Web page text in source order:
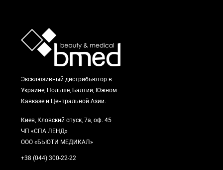
Эксклюзивный дистрибьютор в
Украине, Польше, Балтии, Южном
Кавказе и Центральной Азии.
Киев, Кловский спуск, 7а, оф. 45
ЧП «СПА ЛЕНД»
ООО «БЬЮТИ МЕДИКАЛ»
+38 (044) 300-22-22